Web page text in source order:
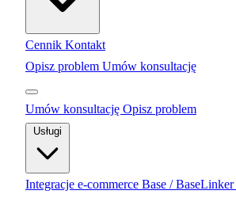
Cennik Kontakt
Opisz problem Umów konsultację
Umów konsultację Opisz problem
Integracje e-commerce Base / BaseLinker